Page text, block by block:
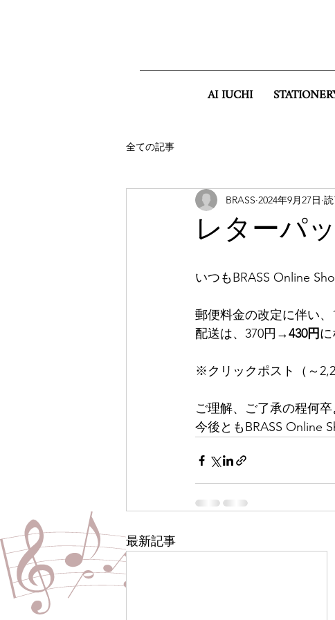
AI IUCHI
全ての記事
レターパ
BRASS 2024年9月27日
いつもBRASS Online
郵便料金の改定に伴い
配送は、370円→430円に
※クリックポスト（～
ご理解、ご了承の程何卒
今後ともBRASS Online
最新記事